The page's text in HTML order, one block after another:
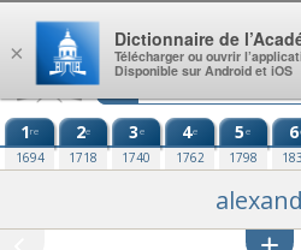
Aller au contenu
1re
1694
2e
1718
3e
1740
4e
1762
5e
1798
6
×
Dictionnaire de
Télécharger ou ouvrir
Disponible sur Android et iOS